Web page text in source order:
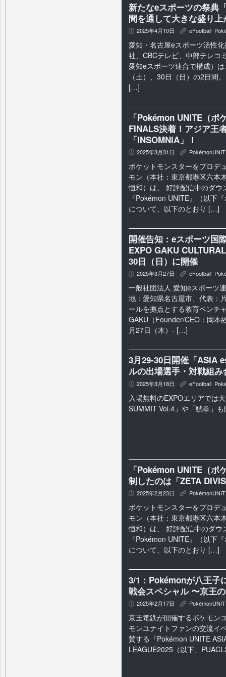
新たなeスポーツの祭典
間を通して大きな盛り
P 2025年4月10日 K eFootball,
愛知・名古屋eスポーツ活性
社、CBCテレビ、中部テレコ
愛知eスポーツ連合で構成）
（土）、30日（日）の2日間
[…]
「Pokémon UNITE（ポ
FINALS決着！アジア王
「INSOMNIA」！
P 2025年3月31日 K
ポケットモンスターをプロデ
モン（本社：東京都港区六本
恒和）は、 好評配信中のダウ
『Pokémon UNITE』（以下
について、以下のとおり […]
開催告知：eスポーツ国
EXPO GAKU
30日（日）に開催
P 2025年3月27日 K eFootball
一般社団法人 愛知eスポーツ
地：愛知県名古屋市、代表：
ールを拠点とする教育ベンチ
GAKU（Founder/CEO：岡本
月27日（木）- […]
3月29-30日開催「ASIA
ルの出場選手・対戦組
P 2025年3月18日 K eFootball
入場無料のEXPOエリアでは
SUMMIT Vol.4」や「鯱拳」
「Pokémon UNITE（
制したのは「ZETA
P 2025年2月23日 K
ポケットモンスターをプロデ
モン（本社：東京都港区六本
恒和）は、 好評配信中のダウ
『Pokémon UNITE』（以下
について、以下のとおり […]
3/1：Pokémonが八王子
戦会スペシャル 〜京王
P 2025年2月17日 K
京王電鉄が開催するポケモン
モンユナイトファンの交流イ
賛する『Pokémon UNITE
LEAGUE2025（以下、